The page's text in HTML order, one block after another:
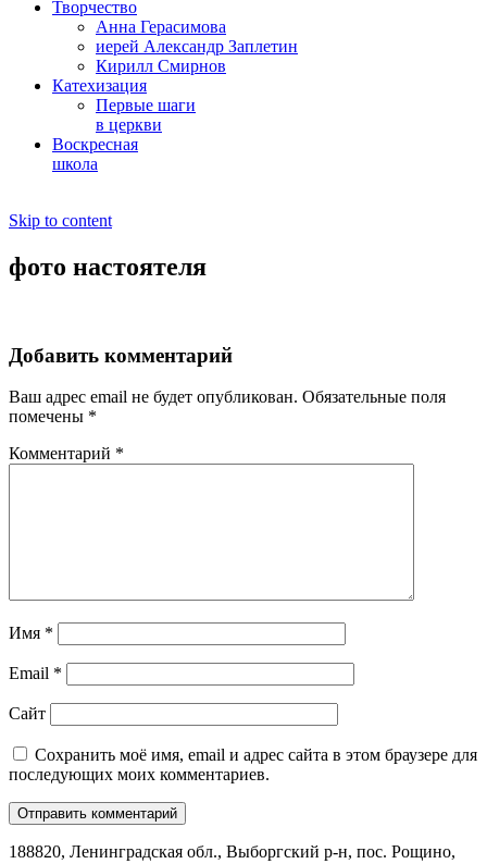
Творчество
Анна Герасимова
иерей Александр Заплетин
Кирилл Смирнов
Катехизация
Первые шаги
в церкви
Воскресная
школа
Skip to content
фото настоятеля
Добавить комментарий
Ваш адрес email не будет опубликован. Обязательные поля
помечены *
Комментарий *
Имя *
Email *
Сайт
Сохранить моё имя, email и адрес сайта в этом браузере для
последующих моих комментариев.
188820, Ленинградская обл., Выборгский р-н, пос. Рощино,